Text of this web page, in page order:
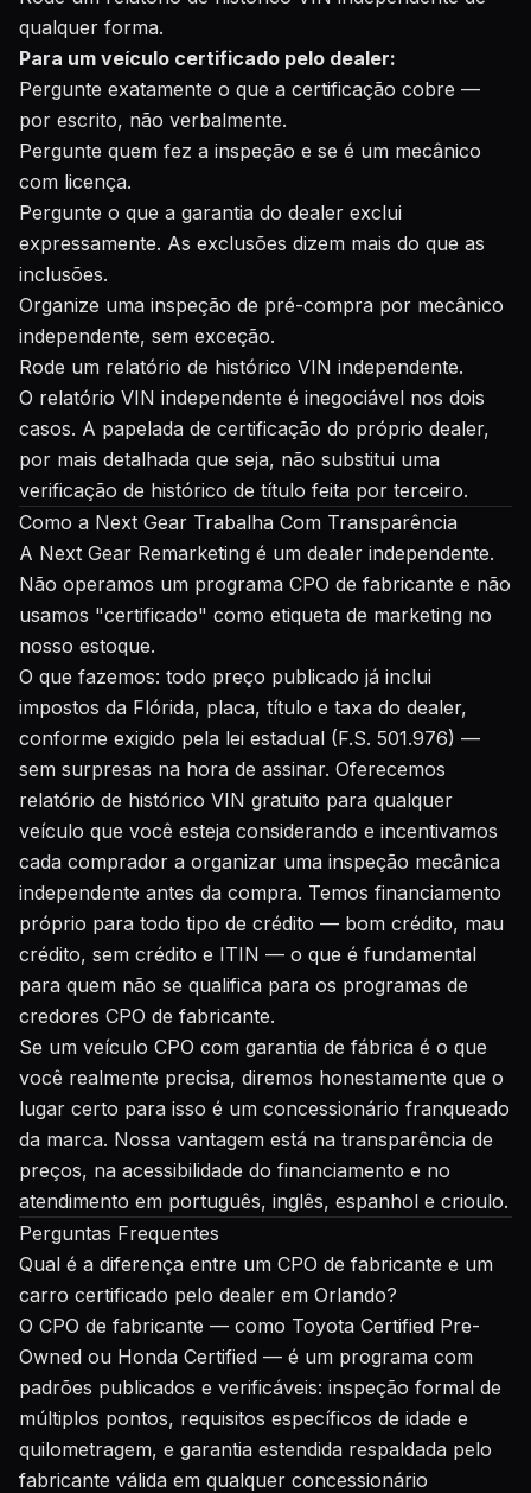
qualquer forma.
Para um veículo certificado pelo dealer:
Pergunte exatamente o que a certificação cobre —
por escrito, não verbalmente.
Pergunte quem fez a inspeção e se é um mecânico
com licença.
Pergunte o que a garantia do dealer exclui
expressamente. As exclusões dizem mais do que as
inclusões.
Organize uma inspeção de pré-compra por mecânico
independente, sem exceção.
Rode um relatório de histórico VIN independente.
O relatório VIN independente é inegociável nos dois
casos. A papelada de certificação do próprio dealer,
por mais detalhada que seja, não substitui uma
verificação de histórico de título feita por terceiro.
Como a Next Gear Trabalha Com Transparência
A Next Gear Remarketing é um dealer independente.
Não operamos um programa CPO de fabricante e não
usamos "certificado" como etiqueta de marketing no
nosso estoque.
O que fazemos: todo preço publicado já inclui
impostos da Flórida, placa, título e taxa do dealer,
conforme exigido pela lei estadual (F.S. 501.976) —
sem surpresas na hora de assinar. Oferecemos
relatório de histórico VIN gratuito para qualquer
veículo que você esteja considerando e incentivamos
cada comprador a organizar uma inspeção mecânica
independente antes da compra. Temos financiamento
próprio para todo tipo de crédito — bom crédito, mau
crédito, sem crédito e ITIN — o que é fundamental
para quem não se qualifica para os programas de
credores CPO de fabricante.
Se um veículo CPO com garantia de fábrica é o que
você realmente precisa, diremos honestamente que o
lugar certo para isso é um concessionário franqueado
da marca. Nossa vantagem está na transparência de
preços, na acessibilidade do financiamento e no
atendimento em português, inglês, espanhol e crioulo.
Perguntas Frequentes
Qual é a diferença entre um CPO de fabricante e um
carro certificado pelo dealer em Orlando?
O CPO de fabricante — como Toyota Certified Pre-
Owned ou Honda Certified — é um programa com
padrões publicados e verificáveis: inspeção formal de
múltiplos pontos, requisitos específicos de idade e
quilometragem, e garantia estendida respaldada pelo
fabricante válida em qualquer concessionário